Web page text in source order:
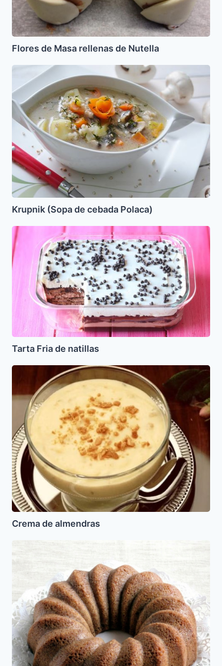
Flores de Masa rellenas de Nutella
(Sopa
de
cebada
Polaca)
Krupnik (Sopa de cebada Polaca)
Tarta
Fria
de
natillas
Tarta Fria de natillas
Crema
almendras
Crema de almendras
de